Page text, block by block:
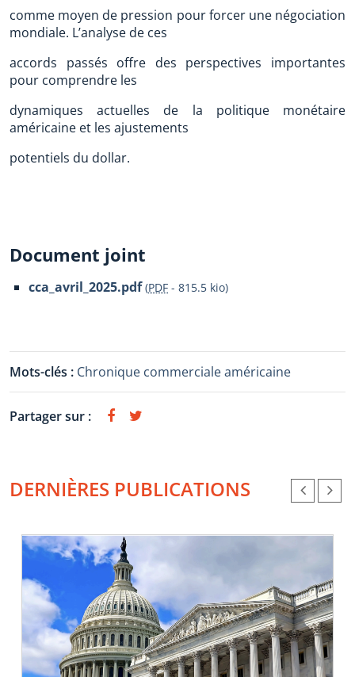
comme moyen de pression pour forcer une négociation
mondiale. L’analyse de ces
accords passés offre des perspectives importantes
pour comprendre les
dynamiques actuelles de la politique monétaire
américaine et les ajustements
potentiels du dollar.
Document joint
cca_avril_2025.pdf (PDF - 815.5 kio)
Mots-clés : Chronique commerciale américaine
Partager sur :
DERNIÈRES PUBLICATIONS